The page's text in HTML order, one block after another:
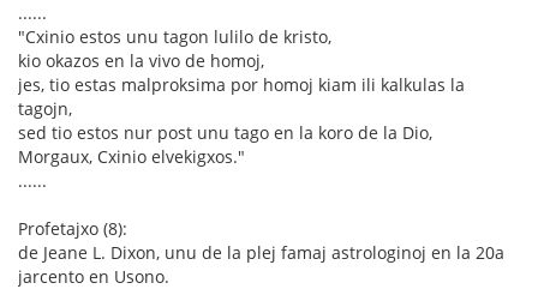
......
"Cxinio estos unu tagon lulilo de kristo,
kio okazos en la vivo de homoj,
jes, tio estas malproksima por homoj kiam ili kalkulas la
tagojn,
sed tio estos nur post unu tago en la koro de la Dio,
Morgaux, Cxinio elvekigxos."
......
Profetajxo (8):
de Jeane L. Dixon, unu de la plej famaj astrologinoj en la 20a
jarcento en Usono.